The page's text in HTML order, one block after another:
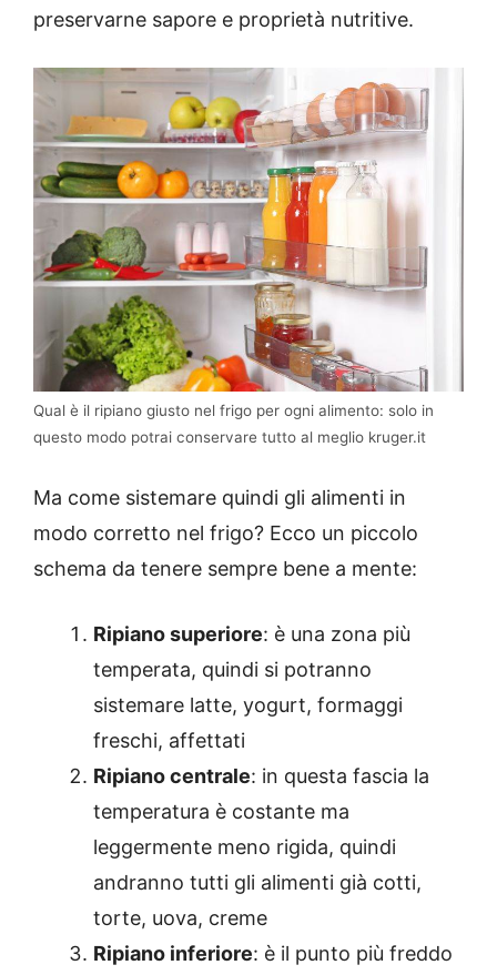
preservarne sapore e proprietà nutritive.
Qual è il ripiano giusto nel frigo per ogni alimento: solo in
questo modo potrai conservare tutto al meglio kruger.it
Ma come sistemare quindi gli alimenti in
modo corretto nel frigo? Ecco un piccolo
schema da tenere sempre bene a mente:
Ripiano superiore: è una zona più
temperata, quindi si potranno
sistemare latte, yogurt, formaggi
freschi, affettati
Ripiano centrale: in questa fascia la
temperatura è costante ma
leggermente meno rigida, quindi
andranno tutti gli alimenti già cotti,
torte, uova, creme
Ripiano inferiore: è il punto più freddo